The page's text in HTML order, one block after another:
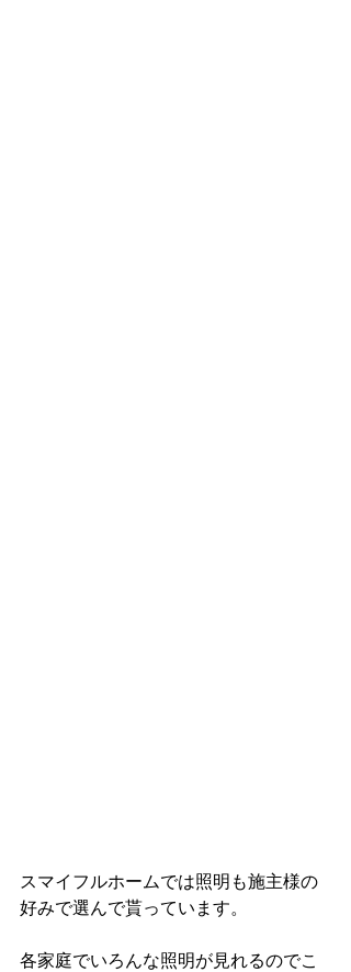
スマイフルホームでは照明も施主様の
好みで選んで貰っています。
各家庭でいろんな照明が見れるのでこ